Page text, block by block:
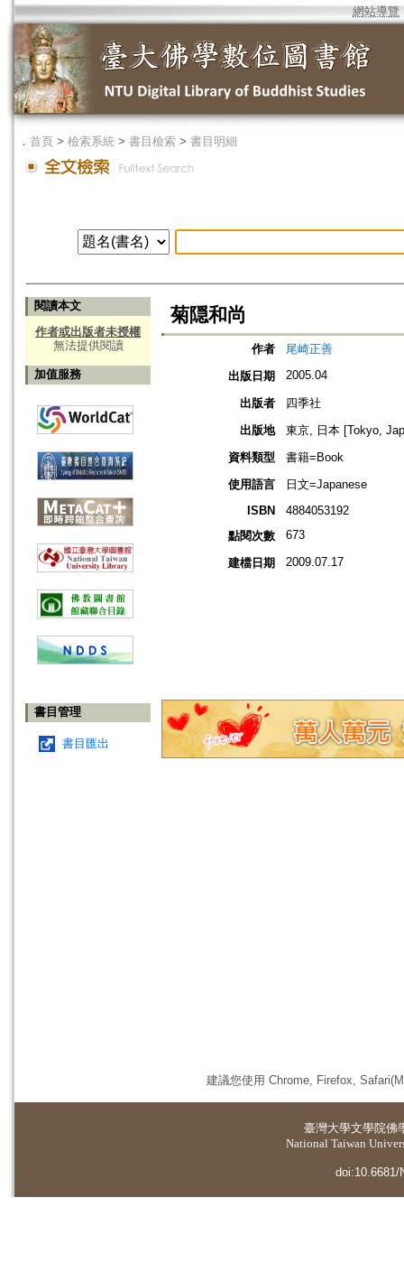
網站導覽
． 首頁 > 檢索系統 > 書目檢索 > 書目明細
閱讀本文
作者或出版者未授權
無法提供閱讀
加值服務
書目管理
書目匯出
菊隠和尚
作者
尾崎正善
出版日期
2005.04
出版者
四季社
出版地
東京, 日本 [Tokyo,
資料類型
書籍=Book
使用語言
日文=Japanese
ISBN
4884053192
點閱次數
673
建檔日期 2009.07.17
建議您使用 Chrome, Firefox,
臺灣大學文學院佛
National Taiwan
doi:10.6681/